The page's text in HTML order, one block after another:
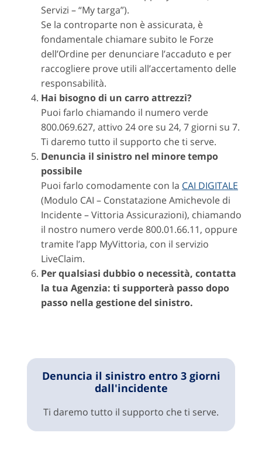
Servizi – “My targa”).
Se la controparte non è assicurata, è
fondamentale chiamare subito le Forze
dell’Ordine per denunciare l’accaduto e per
raccogliere prove utili all’accertamento delle
responsabilità.
Hai bisogno di un carro attrezzi?
Puoi farlo chiamando il numero verde
800.069.627, attivo 24 ore su 24, 7 giorni su 7.
Ti daremo tutto il supporto che ti serve.
Denuncia il sinistro nel minore tempo
possibile
Puoi farlo comodamente con la CAI DIGITALE
(Modulo CAI – Constatazione Amichevole di
Incidente – Vittoria Assicurazioni), chiamando
il nostro numero verde 800.01.66.11, oppure
tramite l’app MyVittoria, con il servizio
LiveClaim.
Per qualsiasi dubbio o necessità, contatta
la tua Agenzia: ti supporterà passo dopo
passo nella gestione del sinistro.
Denuncia il sinistro entro 3 giorni
dall'incidente
Ti daremo tutto il supporto che ti serve.